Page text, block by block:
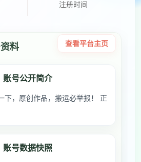
注册时间
料 查看平台主页
账号公开简介
下，原创作品，搬运必举报！ 正
账号数据快照